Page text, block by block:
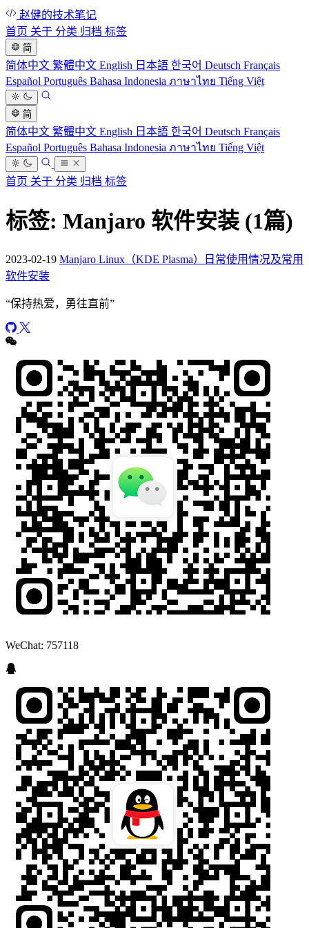
赵健的技术笔记
首页 关于 分类 归档 标签
简
简体中文 繁體中文 English 日本語 한국어 Deutsch Français
Español Português Bahasa Indonesia ภาษาไทย Tiếng Việt
简
简体中文 繁體中文 English 日本語 한국어 Deutsch Français
Español Português Bahasa Indonesia ภาษาไทย Tiếng Việt
首页 关于 分类 归档 标签
标签: Manjaro 软件安装 (1篇)
2023-02-19 Manjaro Linux（KDE Plasma）日常使用情况及常用
软件安装
“保持热爱，勇往直前”
WeChat: 757118